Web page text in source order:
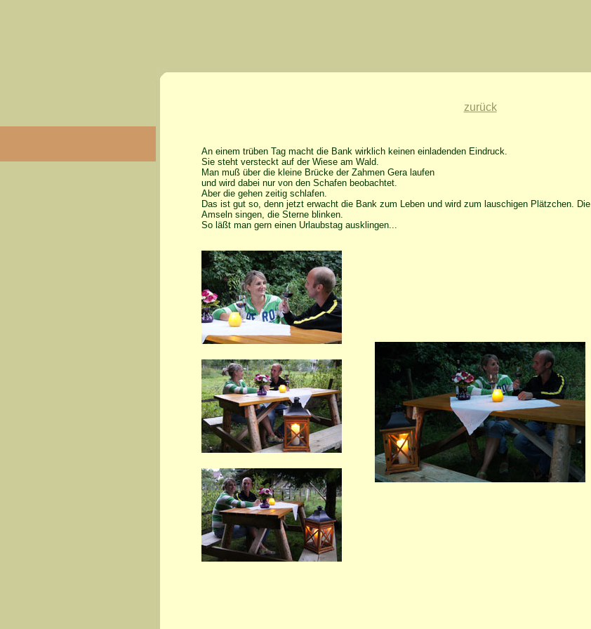
zurück
An einem trüben Tag macht die Bank wirklich keinen einladenden Eindruck.
Sie steht versteckt auf der Wiese am Wald.
Man muß über die kleine Brücke der Zahmen Gera laufen
und wird dabei nur von den Schafen beobachtet.
Aber die gehen zeitig schlafen.
Das ist gut so, denn jetzt erwacht die Bank zum Leben und wird zum lauschigen Plätzchen. Die
Amseln singen, die Sterne blinken.
So läßt man gern einen Urlaubstag ausklingen...